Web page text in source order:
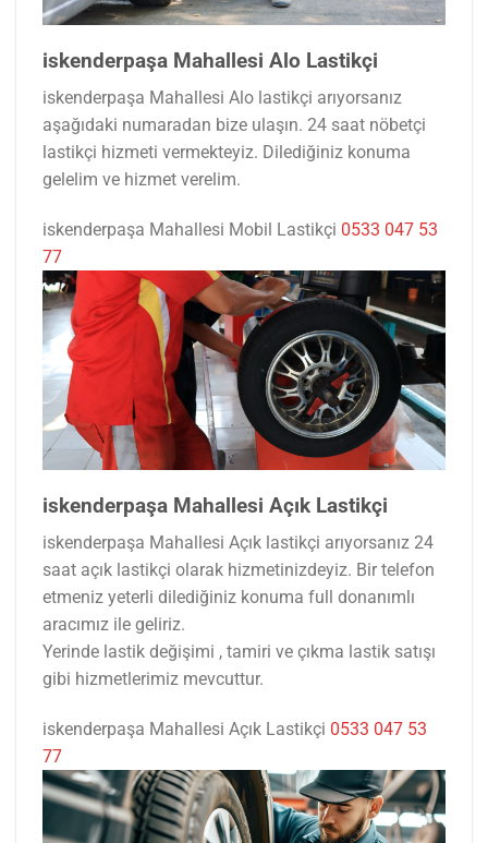
iskenderpaşa Mahallesi Alo Lastikçi
iskenderpaşa Mahallesi Alo lastikçi arıyorsanız
aşağıdaki numaradan bize ulaşın. 24 saat nöbetçi
lastikçi hizmeti vermekteyiz. Dilediğiniz konuma
gelelim ve hizmet verelim.
iskenderpaşa Mahallesi Mobil Lastikçi 0533 047 53
77
iskenderpaşa Mahallesi Açık Lastikçi
iskenderpaşa Mahallesi Açık lastikçi arıyorsanız 24
saat açık lastikçi olarak hizmetinizdeyiz. Bir telefon
etmeniz yeterli dilediğiniz konuma full donanımlı
aracımız ile geliriz.
Yerinde lastik değişimi , tamiri ve çıkma lastik satışı
gibi hizmetlerimiz mevcuttur.
iskenderpaşa Mahallesi Açık Lastikçi 0533 047 53
77